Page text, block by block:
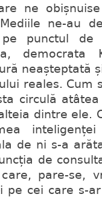
ne
ne-au
punctul
democrata
neașteptată
reales. Cum
circulă
dintre ele.
de ni s-a
de
pare-se,
pe cei care s-